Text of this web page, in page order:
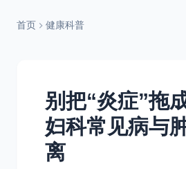
首页 健康科普
别把“炎症”拖
妇科常见病与
离